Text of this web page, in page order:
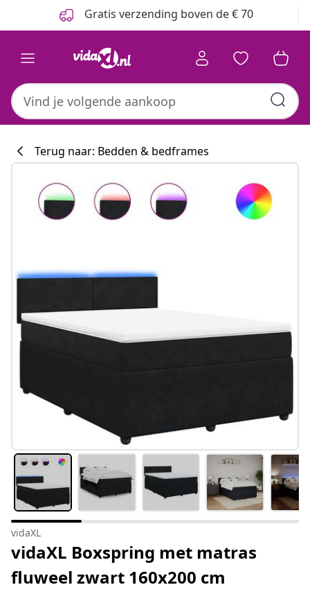
Gratis verzending boven de € 70
Terug naar: Bedden & bedframes
vidaXL
vidaXL Boxspring met matras
fluweel zwart 160x200 cm